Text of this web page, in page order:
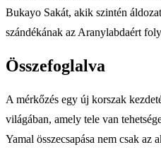
Bukayo Sakát, akik szintén
szándékának az Aranylabdaért
Összefoglalva
A mérkőzés egy új korszak
világában, amely tele van
Yamal összecsapása nem csak az